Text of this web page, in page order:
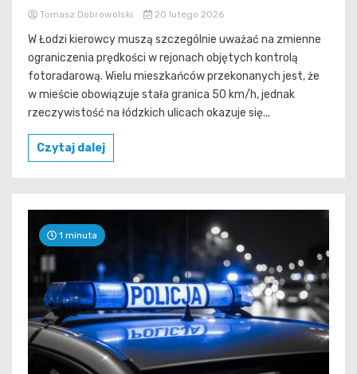
Tomasz Dobrowolski 20 lutego 2026
W Łodzi kierowcy muszą szczególnie uważać na zmienne
ograniczenia prędkości w rejonach objętych kontrolą
fotoradarową. Wielu mieszkańców przekonanych jest, że
w mieście obowiązuje stała granica 50 km/h, jednak
rzeczywistość na łódzkich ulicach okazuje się...
Czytaj dalej
1 minuta